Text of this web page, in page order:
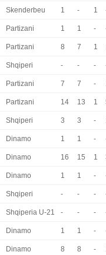
Skenderbeu 1 - 1
Partizani 1 1 -
Partizani 8 7 1
Shqiperi - - -
Partizani 7 7 -
Partizani 14 13 1
Shqiperi 3 3 -
Dinamo 1 1 -
Dinamo 16 15 1
Dinamo 1 1 -
Shqiperi - - -
Shqiperia U-21 - - -
Dinamo 1 1 -
Dinamo 8 8 -